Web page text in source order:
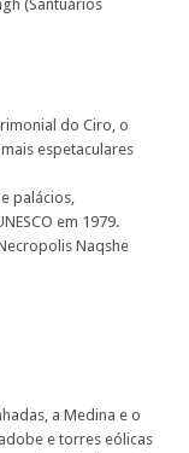
(Santuários
do Ciro, o
espetaculares
palácios,
em 1979.
Naqshe
a Medina e o
e torres eólicas